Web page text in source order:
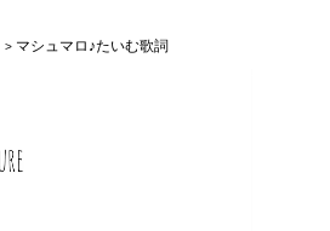
マシュマロ♪たいむ歌詞